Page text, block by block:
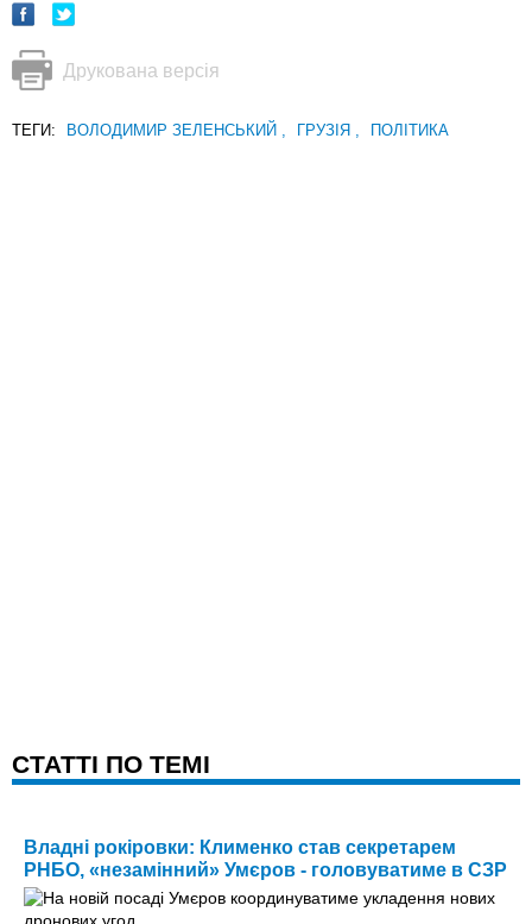
Друкована версія
ТЕГИ: ВОЛОДИМИР ЗЕЛЕНСЬКИЙ , ГРУЗІЯ , ПОЛІТИКА
CТАТТІ ПО ТЕМІ
Владні рокіровки: Клименко став секретарем
РНБО, «незамінний» Умєров - головуватиме в СЗР